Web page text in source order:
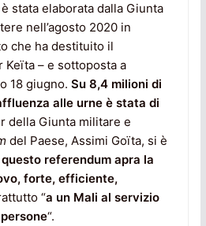
stata elaborata dalla Giunta
nell’agosto 2020 in
che ha destituito il
Keïta – e sottoposta a
18 giugno. Su 8,4 milioni di
alle urne è stata di
della Giunta militare e
del Paese, Assimi Goïta, si è
referendum apra la
forte, efficiente,
“a un Mali al servizio
“.